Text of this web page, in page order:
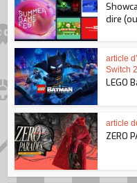
dire
article
Switch 2
LEGO
article
ZERO